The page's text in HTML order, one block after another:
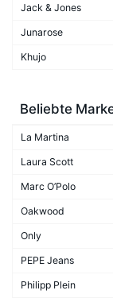
Jack & Jones
Junarose
Khujo
Beliebte
La Martina
Laura Scott
Marc O’Polo
Oakwood
Only
PEPE Jeans
Philipp Plein